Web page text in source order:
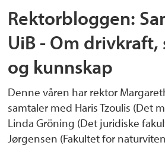
Rektorbloggen:
UiB - Om drivkraft,
og kunnskap
Denne våren har rektor
samtaler med Haris Tzoulis (Det
Linda Gröning (Det juridiske
Jørgensen (Fakultet for